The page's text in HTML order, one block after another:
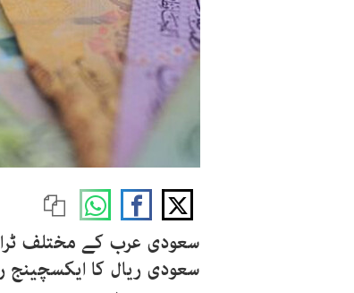
سعودی عرب کے مختلف
سعودی ریال کا ایکسچینج